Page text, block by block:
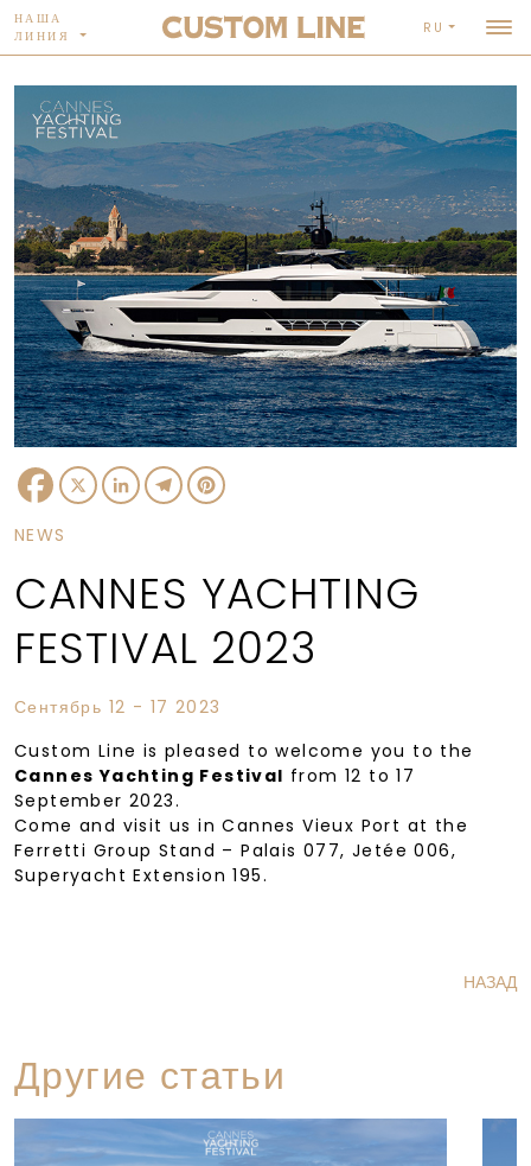
НАША
ЛИНИЯ
RU
Facebook
X LinkedInTelegram
NEWS
CANNES YACHTING
FESTIVAL 2023
Сентябрь 12 - 17 2023
Custom Line is pleased to welcome you to the
Cannes Yachting Festival from 12 to 17
September 2023.
Come and visit us in Cannes Vieux Port at the
Ferretti Group Stand – Palais 077, Jetée 006,
Superyacht Extension 195.
НАЗАД
Другие статьи